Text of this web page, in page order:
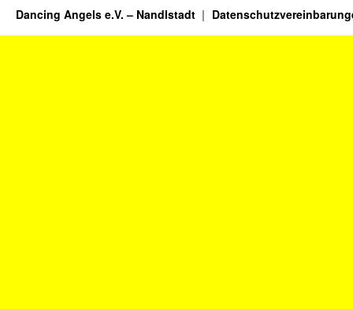
Dancing Angels e.V. – Nandlstadt